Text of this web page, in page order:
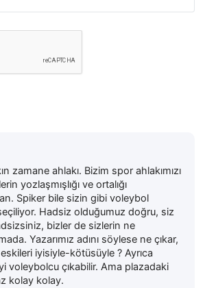
zamane ahlakı. Bizim spor ahlakımızı
yozlaşmışlığı ve ortalığı
Spiker bile sizin gibi voleybol
Hadsiz olduğumuz doğru, siz
bizler de sizlerin ne
Yazarımız adını söylese ne çıkar,
iyisiyle-kötüsüyle ? Ayrıca
voleybolcu çıkabilir. Ama plazadaki
kolay kolay.